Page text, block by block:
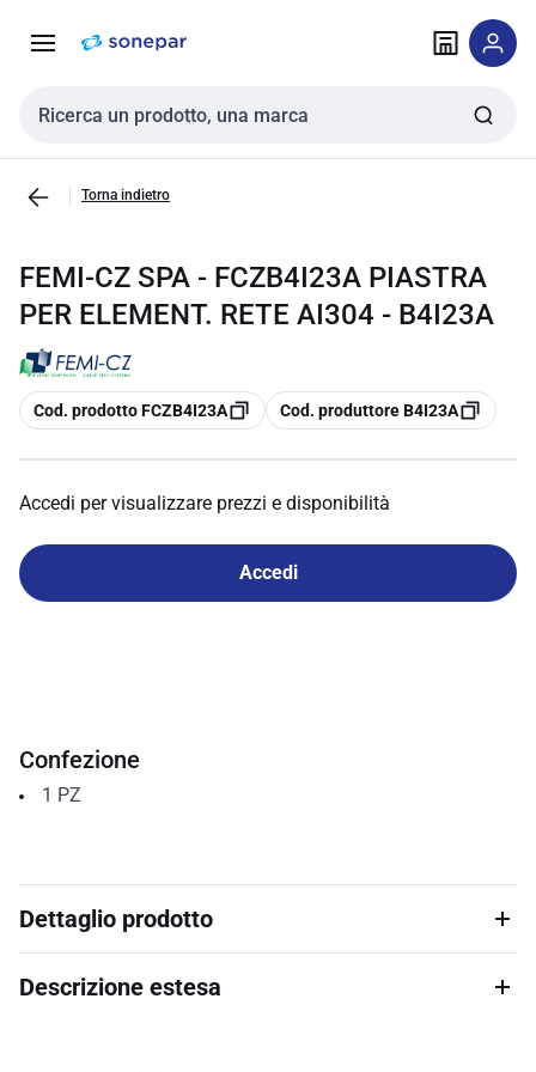
navigazione alla
Cerca input
Torna indietro
FEMI-CZ SPA - FCZB4I23A PIASTRA
PER ELEMENT. RETE AI304 - B4I23A
copia
Cod. prodotto FCZB4I23A copia
Cod. produttore B4I23A
Accedi per visualizzare prezzi e disponibilità
Accedi
Confezione
1 PZ
Dettaglio prodotto
Descrizione estesa